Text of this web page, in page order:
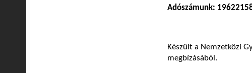
Adószámunk:
Készült a Nemzetközi
megbízásából.